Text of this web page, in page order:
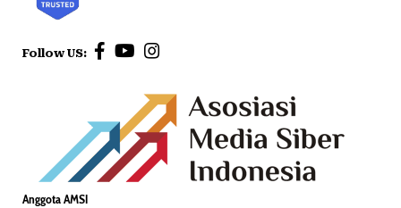
Follow US:
Anggota AMSI